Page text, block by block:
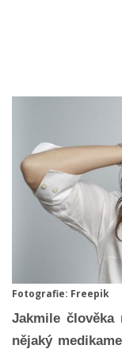
Fotografie: Freepik
Jakmile
nějaký